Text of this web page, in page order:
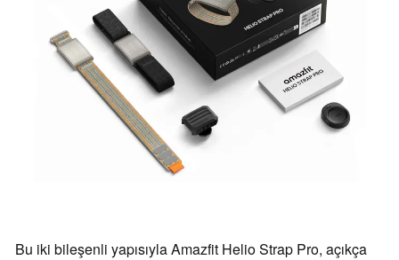
Bu iki bileşenli yapısıyla Amazfit Helio Strap Pro, açıkça